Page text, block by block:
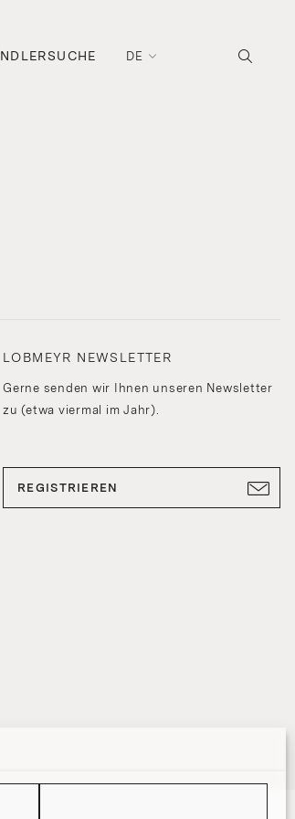
DE
LOBMEYR NEWSLETTER
Gerne senden wir Ihnen unseren Newsletter
zu (etwa viermal im Jahr).
REGISTRIEREN